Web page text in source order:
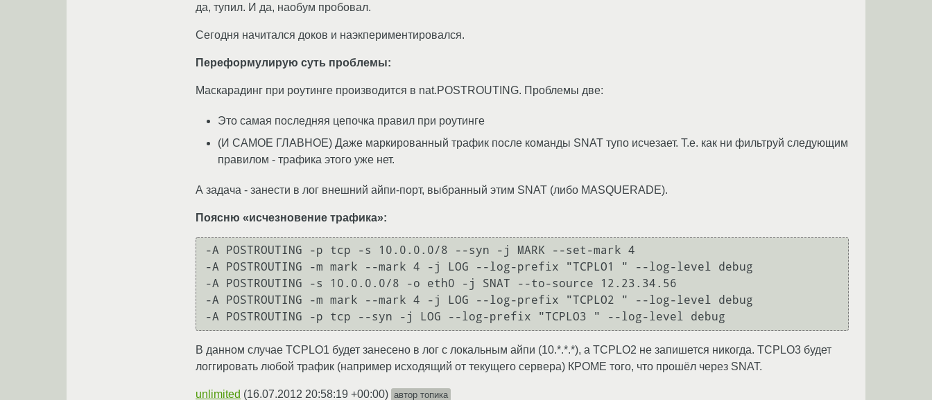
да, тупил. И да, наобум пробовал.
Сегодня начитался доков и наэкпериментировался.
Переформулирую суть проблемы:
Маскарадинг при роутинге производится в nat.POSTROUTING. Проблемы две:
Это самая последняя цепочка правил при роутинге
(И САМОЕ ГЛАВНОЕ) Даже маркированный трафик после команды SNAT тупо исчезает. Т.е. как ни фильтруй следующим
правилом - трафика этого уже нет.
А задача - занести в лог внешний айпи-порт, выбранный этим SNAT (либо MASQUERADE).
Поясню «исчезновение трафика»:
-A POSTROUTING -p tcp -s 10.0.0.0/8 --syn -j MARK --set-mark 4
-A POSTROUTING -m mark --mark 4 -j LOG --log-prefix "TCPLO1 " --log-level debug
-A POSTROUTING -s 10.0.0.0/8 -o eth0 -j SNAT --to-source 12.23.34.56
-A POSTROUTING -m mark --mark 4 -j LOG --log-prefix "TCPLO2 " --log-level debug
В данном случае TCPLO1 будет занесено в лог с локальным айпи (10.*.*.*), а TCPLO2 не запишется никогда. TCPLO3 будет
логгировать любой трафик (например исходящий от текущего сервера) КРОМЕ того, что прошёл через SNAT.
unlimited (16.07.2012 20:58:19 +00:00) автор топика